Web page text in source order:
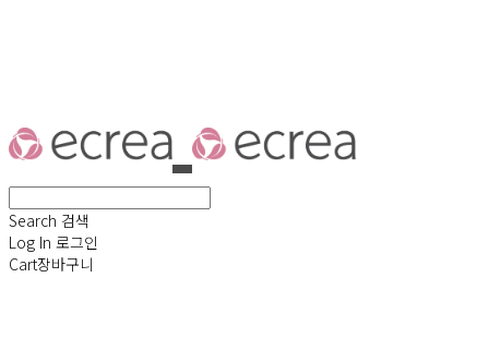
Search 검색
Log In 로그인
Cart장바구니